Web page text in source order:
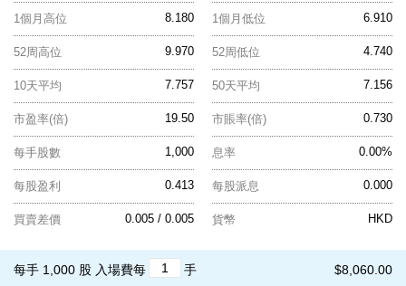
8.180
1個月高位 6.910
1個月低位
9.970
52周高位 4.740
52周低位
7.757
10天平均 7.156
50天平均
19.50
市盈率(倍) 0.730
市賬率(倍)
1,000
每手股數 0.00%
息率
0.413
每股盈利 0.000
每股派息
0.005 / 0.005
買賣差價 HKD
貨幣
$8,060.00
每手 1,000 股 入場費每 手